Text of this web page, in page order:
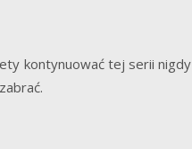
kontynuować tej serii nigdy